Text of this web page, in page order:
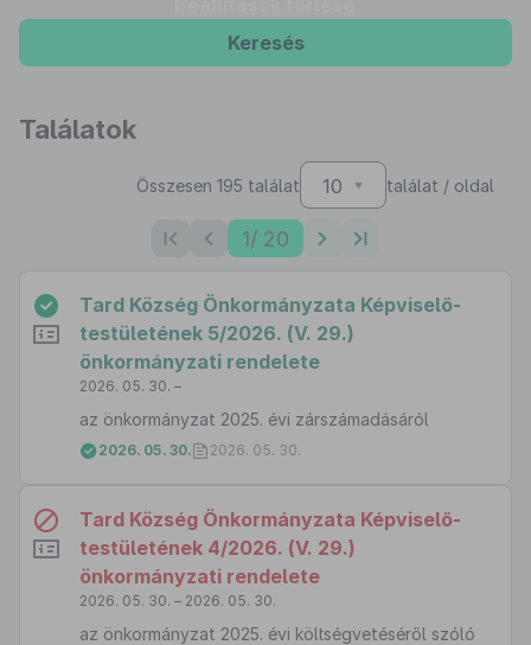
Keresés
Találatok
Összesen 195 találat 10 találat / oldal
1/ 20
Tard Község Önkormányzata Képviselő-
testületének 5/2026. (V. 29.)
önkormányzati rendelete
2026. 05. 30. –
az önkormányzat 2025. évi zárszámadásáról
2026. 05. 30. 2026. 05. 30.
Tard Község Önkormányzata Képviselő-
testületének 4/2026. (V. 29.)
önkormányzati rendelete
2026. 05. 30. – 2026. 05. 30.
az önkormányzat 2025. évi költségvetéséről szóló